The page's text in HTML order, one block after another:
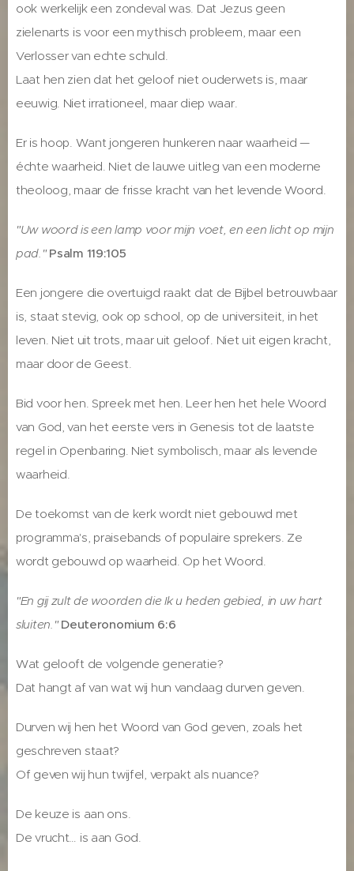
ook werkelijk een zondeval was. Dat Jezus geen
zielenarts is voor een mythisch probleem, maar een
Verlosser van echte schuld.
Laat hen zien dat het geloof niet ouderwets is, maar
eeuwig. Niet irrationeel, maar diep waar.
Er is hoop. Want jongeren hunkeren naar waarheid —
échte waarheid. Niet de lauwe uitleg van een moderne
theoloog, maar de frisse kracht van het levende Woord.
"Uw woord is een lamp voor mijn voet, en een licht op mijn
pad." Psalm 119:105
Een jongere die overtuigd raakt dat de Bijbel betrouwbaar
is, staat stevig, ook op school, op de universiteit, in het
leven. Niet uit trots, maar uit geloof. Niet uit eigen kracht,
maar door de Geest.
Bid voor hen. Spreek met hen. Leer hen het hele Woord
van God, van het eerste vers in Genesis tot de laatste
regel in Openbaring. Niet symbolisch, maar als levende
waarheid.
De toekomst van de kerk wordt niet gebouwd met
programma's, praisebands of populaire sprekers. Ze
wordt gebouwd op waarheid. Op het Woord.
"En gij zult de woorden die Ik u heden gebied, in uw hart
sluiten." Deuteronomium 6:6
Wat gelooft de volgende generatie?
Dat hangt af van wat wij hun vandaag durven geven.
Durven wij hen het Woord van God geven, zoals het
geschreven staat?
Of geven wij hun twijfel, verpakt als nuance?
De keuze is aan ons.
De vrucht… is aan God.